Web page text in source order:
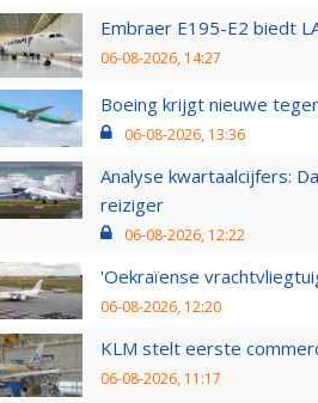
Embraer E195-E2 biedt
06-08-2026, 14:27
Boeing krijgt nieuwe
06-08-2026, 13:36
Analyse kwartaalcijfers:
reiziger
06-08-2026, 12:22
'Oekraïense
06-08-2026, 12:20
KLM stelt eerste
06-08-2026, 11:17